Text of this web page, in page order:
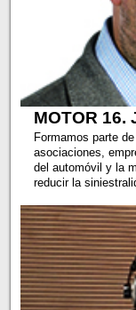
MOTOR 16.
Formamos parte
asociaciones,
del automóvil y la
reducir la